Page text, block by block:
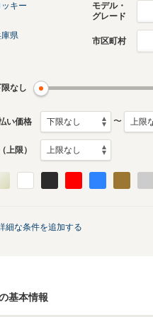
ーのカタログを見る
ッキー
モデル・
グレード
県
市区町村
なし
い価格 〜
上限）
細な条件を追加する
基本情報